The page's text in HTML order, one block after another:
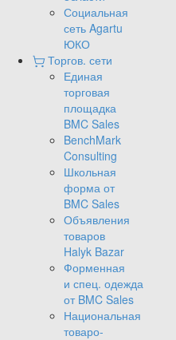
Социальная
сеть Agartu
ЮКО
Торгов. сети
Единая
торговая
площадка
BMC Sales
BenchMark
Consulting
Школьная
форма от
BMC Sales
Объявления
товаров
Halyk Bazar
Форменная
и спец. одежда
от BMC Sales
Национальная
товаро-